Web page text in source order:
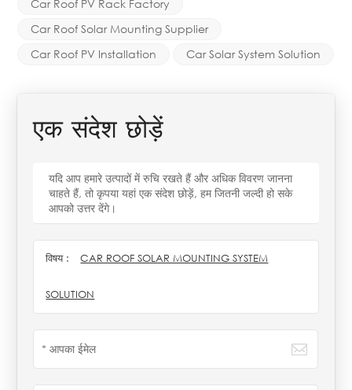
Car Roof PV Rack Factory
Car Roof Solar Mounting Supplier
Car Roof PV Installation
Car Solar System Solution
एक संदेश छोड़ें
यदि आप हमारे उत्पादों में रुचि रखते हैं और अधिक विवरण जानना
चाहते हैं, तो कृपया यहां एक संदेश छोड़ें, हम जितनी जल्दी हो सके
आपको उत्तर देंगे।
विषय : CAR ROOF SOLAR MOUNTING SYSTEM
SOLUTION